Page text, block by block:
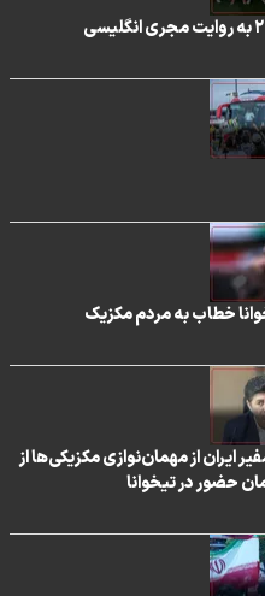
خطاب به مردم مکزیک
ایران از مهمان‌نوازی مکزیکی‌ها از
حضور در تیخوانا